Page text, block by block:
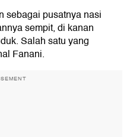
sebagai pusatnya nasi
sempit, di kanan
Salah satu yang
Fanani.